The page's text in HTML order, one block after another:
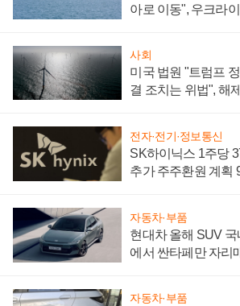
아로 이동", 우크라
사회
미국 법원 "트럼프
결 조치는 위법", 해
전자·전기·정보통신
SK하이닉스 1주당
추가 주주환원 계획
자동차·부품
현대차 올해 SUV
에서 싼타페만 자리
자동차·부품